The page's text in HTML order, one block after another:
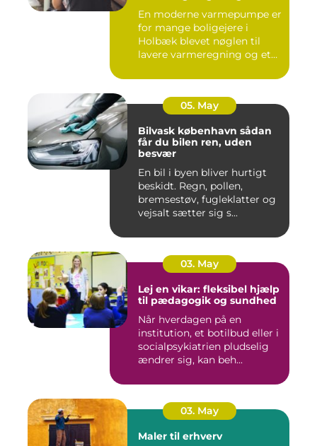
En moderne varmepumpe er
for mange boligejere i
Holbæk blevet nøglen til
lavere varmeregning og et
05. May
Bilvask københavn sådan
får du bilen ren, uden
besvær
En bil i byen bliver hurtigt
beskidt. Regn, pollen,
bremsestøv, fugleklatter og
vejsalt sætter sig s...
03. May
Lej en vikar: fleksibel hjælp
til pædagogik og sundhed
Når hverdagen på en
institution, et botilbud eller i
socialpsykiatrien pludselig
ændrer sig, kan beh...
03. May
Maler til erhverv